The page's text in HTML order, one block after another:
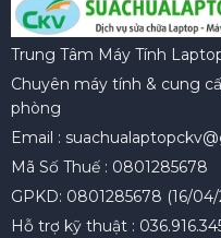
Trung Tâm Máy Tính
Chuyên máy tính & cung
phòng
Email :
Mã Số Thuế : 0801285678
GPKD: 0801285678 (16/04/
Hỗ trợ kỹ thuật :